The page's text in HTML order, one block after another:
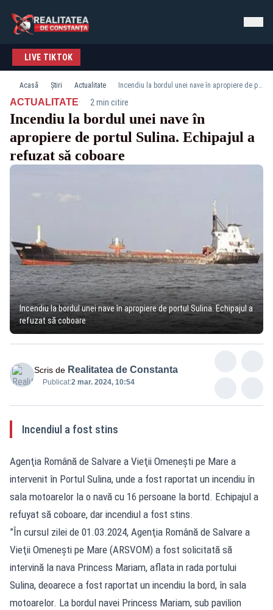
LIVE TIKTOK
Acasă Știri Actualitate Incendiu la bordul unei nave în apropiere de portul Sulina. Echipajul a refuzat să coboare
ACTUALITATE· 2 min citire
Incendiu la bordul unei nave în
apropiere de portul Sulina. Echipajul a
refuzat să coboare
Incendiu la bordul unei nave în apropiere de portul Sulina. Echipajul a
refuzat să coboare
Scris de Realitatea de Constanta
Publicat:2 mar. 2024, 10:54
Incendiul a fost stins
Agenţia Română de Salvare a Vieţii Omeneşti pe Mare a
intervenit în Portul Sulina, unde a fost raportat un incendiu în
sala motoarelor la o navă cu 16 persoane la bortd. Echipajul a
refuyat să coboare, dar incendiul a fost stins.
”În cursul zilei de 01.03.2024, Agenţia Română de Salvare a
Vieţii Omeneşti pe Mare (ARSVOM) a fost solicitată să
intervină la nava Princess Mariam, aflata in rada portului
Sulina, deoarece a fost raportat un incendiu la bord, în sala
motoarelor. La bordul navei Princess Mariam, sub pavilion